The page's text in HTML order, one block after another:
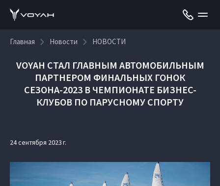
Главная Новости НОВОСТИ
VOYAH СТАЛ ГЛАВНЫМ АВТОМОБИЛЬНЫМ
ПАРТНЕРОМ ФИНАЛЬНЫХ ГОНОК
СЕЗОНА-2023 В ЧЕМПИОНАТЕ БИЗНЕС-
КЛУБОВ ПО ПАРУСНОМУ СПОРТУ
24 сентября 2023 г.